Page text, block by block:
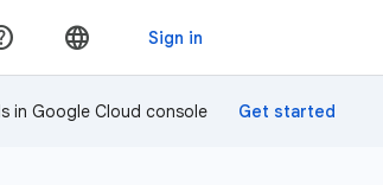
in Google Cloud console